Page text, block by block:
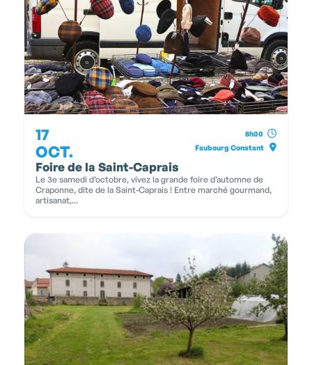
17
OCT.
8h00
Faubourg Constant
Foire de la Saint-Caprais
Le 3e samedi d’octobre, vivez la grande foire d’automne de
Craponne, dite de la Saint-Caprais ! Entre marché gourmand,
artisanat,...